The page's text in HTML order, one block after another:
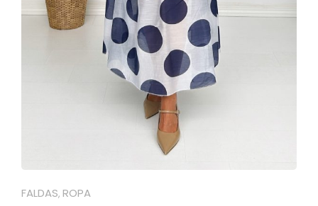
FALDAS, ROPA